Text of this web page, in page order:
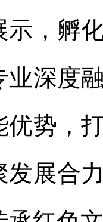
示，孵
业深度
优势，
发展合